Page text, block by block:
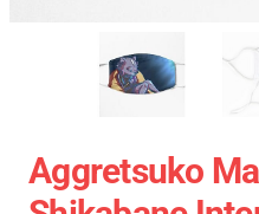
Aggretsuko